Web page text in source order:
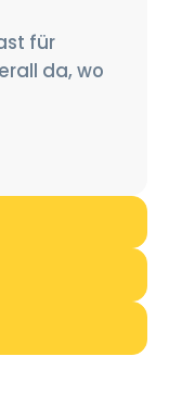
für
da, wo